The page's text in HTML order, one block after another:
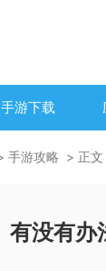
手游下载
手游攻略 正文
有没有办